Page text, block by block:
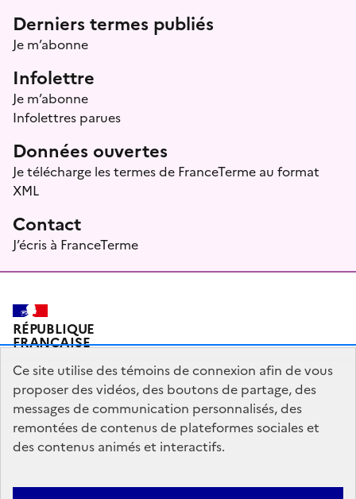
Menu prefooter
Derniers termes publiés
Je m’abonne
Infolettre
Je m’abonne
Infolettres parues
Données ouvertes
Je télécharge les termes de FranceTerme au format
XML
Contact
J’écris à FranceTerme
RÉPUBLIQUE
FRANÇAISE
Plan du site Mentions légales Qui sommes-nous ?
Partagez votre expérience pour améliorer les services
Ce site utilise des témoins de connexion afin de vous
proposer des vidéos, des boutons de partage, des
messages de communication personnalisés, des
remontées de contenus de plateformes sociales et
des contenus animés et interactifs.